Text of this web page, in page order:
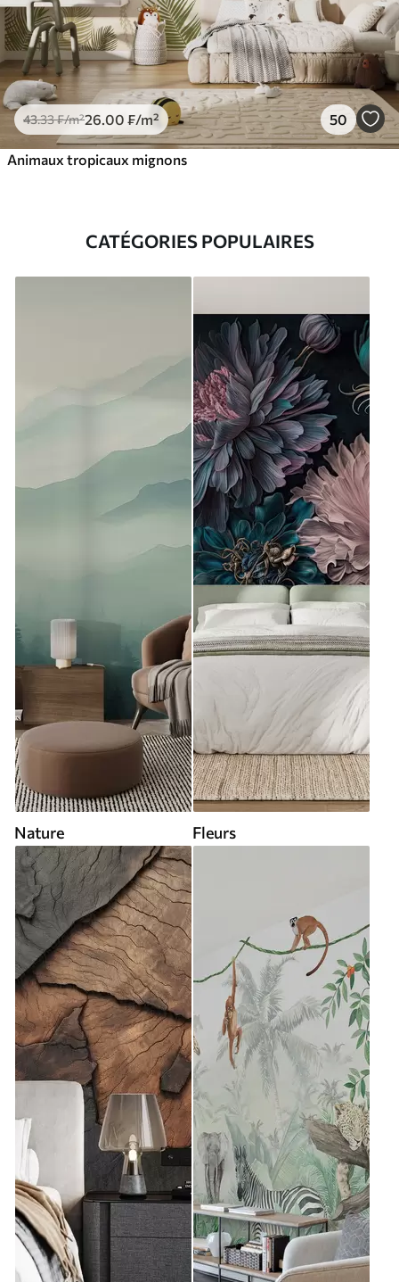
43.33₣/m²26.00 ₣/m² 50
Animaux tropicaux mignons
CATÉGORIES POPULAIRES
Nature Fleurs